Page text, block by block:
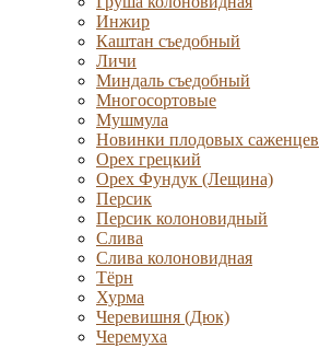
Инжир
Каштан съедобный
Личи
Миндаль съедобный
Многосортовые
Мушмула
Новинки плодовых саженцев
Орех грецкий
Орех Фундук (Лещина)
Персик
Персик колоновидный
Слива
Слива колоновидная
Тёрн
Хурма
Черевишня (Дюк)
Черемуха